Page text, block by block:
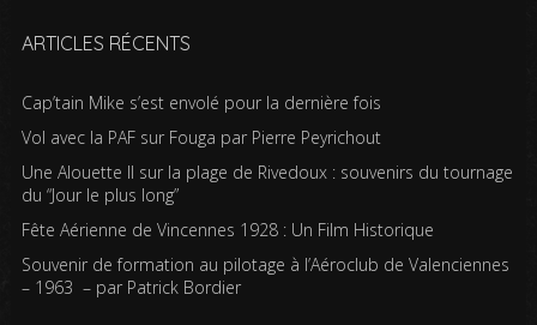
ARTICLES RÉCENTS
Cap’tain Mike s’est envolé pour la dernière fois
Vol avec la PAF sur Fouga par Pierre Peyrichout
Une Alouette II sur la plage de Rivedoux : souvenirs du tournage
du “Jour le plus long”
Fête Aérienne de Vincennes 1928 : Un Film Historique
Souvenir de formation au pilotage à l’Aéroclub de Valenciennes
– 1963 – par Patrick Bordier